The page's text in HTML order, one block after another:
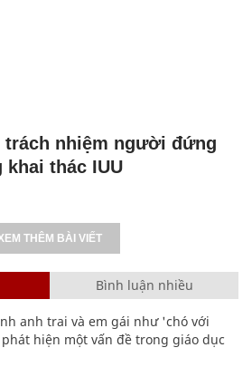
trách nhiệm người đứng
khai thác IUU
THÊM BÀI VIẾT
Bình luận nhiều
anh trai và em gái như 'chó với
hiện một vấn đề trong giáo dục